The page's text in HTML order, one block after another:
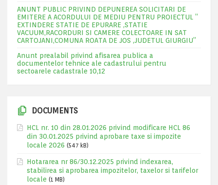
ANUNT PUBLIC PRIVIND DEPUNEREA SOLICITARI DE
EMITERE A ACORDULUI DE MEDIU PENTRU PROIECTUL ”
EXTINDERE STATIE DE EPURARE ,STATIE
VACUUM,RACORDURI SI CAMERE COLECTOARE IN SAT
CARTOJANI,COMUNA ROATA DE JOS ,JUDETUL GIURGIU”
Anunt prealabil privind afisarea publica a
documentelor tehnice ale cadastrului pentru
sectoarele cadastrale 10,12
DOCUMENTS
HCL nr. 10 din 28.01.2026 privind modificare HCL 86
din 30.01.2025 privind aprobare taxe si impozite
locale 2026 (547 kB)
Hotararea nr 86/30.12.2025 privind indexarea,
stabilirea si aprobarea impozitelor, taxelor si tarifelor
locale (1 MB)